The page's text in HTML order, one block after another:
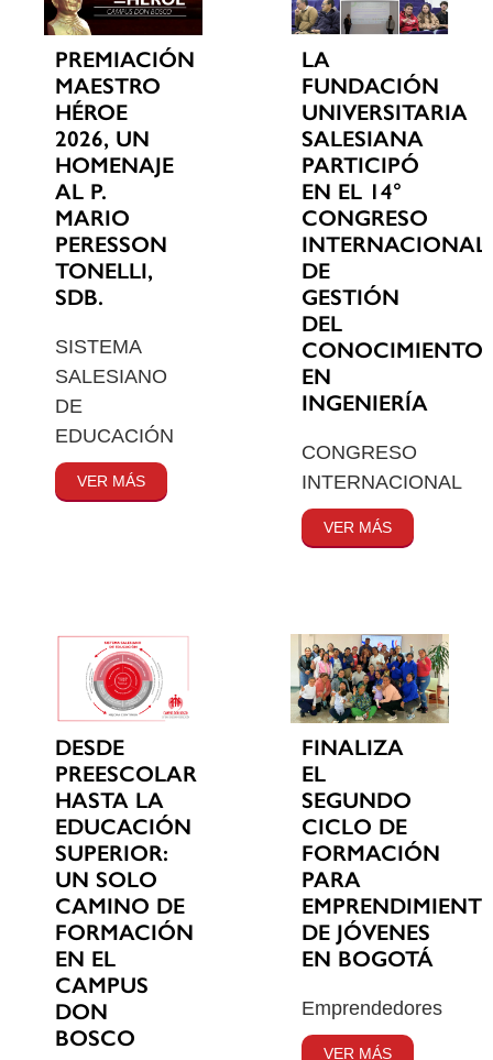
PREMIACIÓN
MAESTRO
HÉROE
2026, UN
HOMENAJE
AL P.
MARIO
PERESSON
TONELLI,
SDB.
SISTEMA
SALESIANO
DE
EDUCACIÓN
VER MÁS
LA
FUNDACIÓN
UNIVERSITARIA
SALESIANA
PARTICIPÓ
EN EL 14°
CONGRESO
INTERNACIONAL
DE
GESTIÓN
DEL
CONOCIMIENTO
EN
INGENIERÍA
CONGRESO
INTERNACIONAL
VER MÁS
DESDE
PREESCOLAR
HASTA LA
EDUCACIÓN
SUPERIOR:
UN SOLO
CAMINO DE
FORMACIÓN
EN EL
CAMPUS
DON
BOSCO
FINALIZA
EL
SEGUNDO
CICLO DE
FORMACIÓN
PARA
DE JÓVENES
EN BOGOTÁ
Emprendedores
VER MÁS